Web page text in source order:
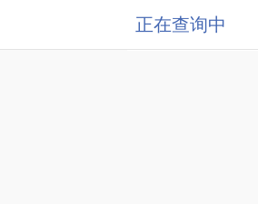
正在查询中